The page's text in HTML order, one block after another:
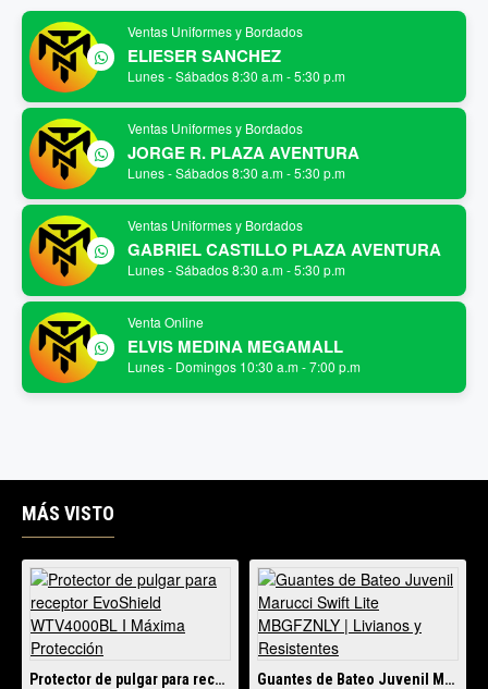
Ventas Uniformes y Bordados
ELIESER SANCHEZ
Lunes - Sábados 8:30 a.m - 5:30 p.m
Ventas Uniformes y Bordados
JORGE R. PLAZA AVENTURA
Lunes - Sábados 8:30 a.m - 5:30 p.m
Ventas Uniformes y Bordados
GABRIEL CASTILLO PLAZA AVENTURA
Lunes - Sábados 8:30 a.m - 5:30 p.m
Venta Online
ELVIS MEDINA MEGAMALL
Lunes - Domingos 10:30 a.m - 7:00 p.m
MÁS VISTO
Protector de pulgar para receptor EvoShield WTV4000BL I Máxima Protección Guantes de Bateo Juvenil Marucci Swift Lite MBGFZNLY | Livianos y Resistentes